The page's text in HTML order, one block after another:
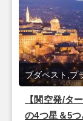
【関空発/タ
の4つ星＆5
ブダペスト,プ